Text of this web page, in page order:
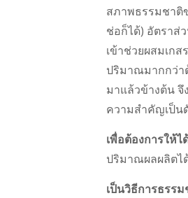
สภาพธรรมชาติ
ช่อก็ได้) อัตราส่
เข้าช่วยผสมเก
ปริมาณมากกว่า
มาแล้วข้างต้น จึ
ความสำคัญเป็น
เพื่อต้องการให้
ปริมาณผลผลิตไ
เป็นวิธีการธรร